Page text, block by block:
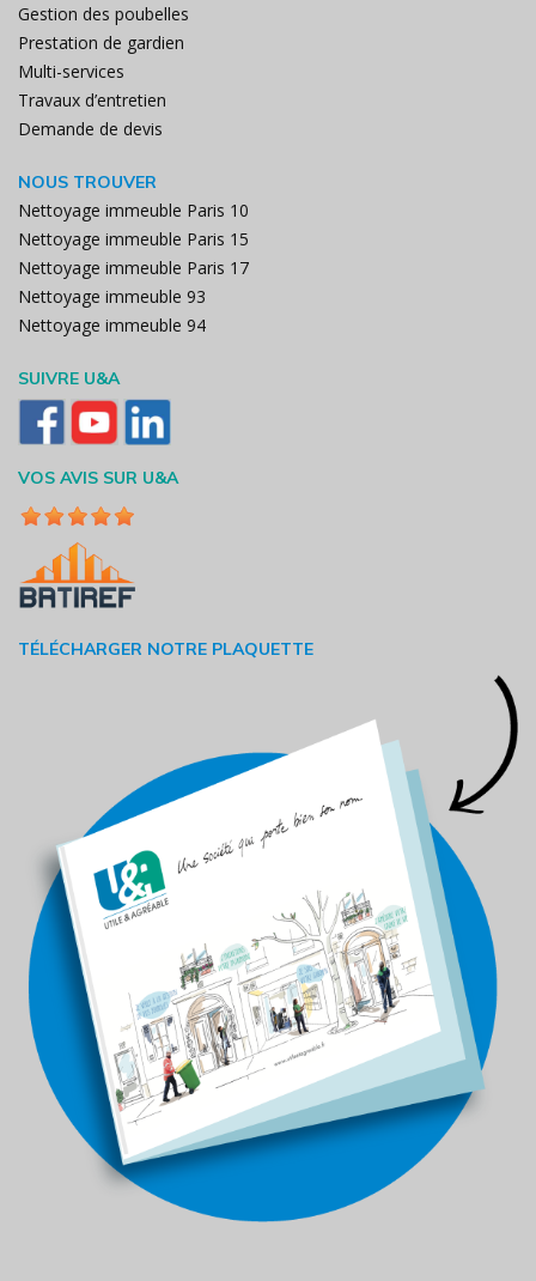
Gestion des poubelles
Prestation de gardien
Multi-services
Travaux d’entretien
Demande de devis
NOUS TROUVER
Nettoyage immeuble Paris 10
Nettoyage immeuble Paris 15
Nettoyage immeuble Paris 17
Nettoyage immeuble 93
Nettoyage immeuble 94
SUIVRE U&A
VOS AVIS SUR U&A
TÉLÉCHARGER NOTRE PLAQUETTE